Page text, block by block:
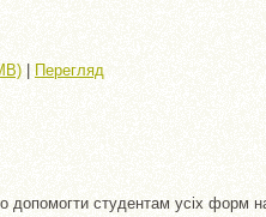
| Перегляд
допомогти студентам усіх форм